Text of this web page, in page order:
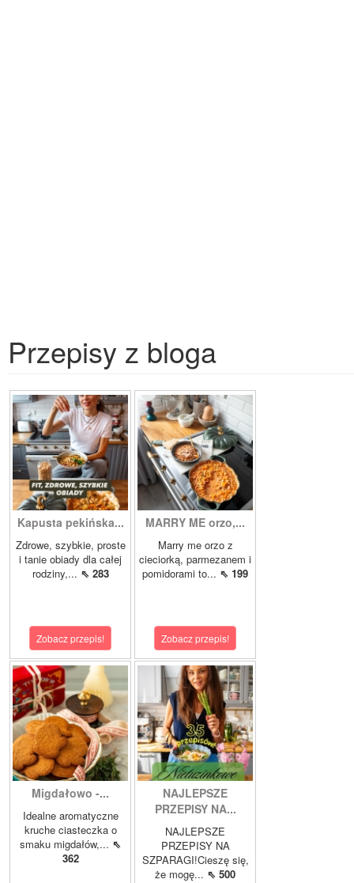
Przepisy z bloga
Kapusta pekińska...
Zdrowe, szybkie, proste
i tanie obiady dla całej
rodziny,... ⇖ 283
Zobacz przepis!
MARRY ME orzo,...
Marry me orzo z
cieciorką, parmezanem i
pomidorami to... ⇖ 199
Zobacz przepis!
Migdałowo -...
Idealne aromatyczne
kruche ciasteczka o
smaku migdałów,... ⇖
362
NAJLEPSZE
PRZEPISY NA...
NAJLEPSZE
PRZEPISY NA
SZPARAGI!Cieszę się,
że mogę... ⇖ 500